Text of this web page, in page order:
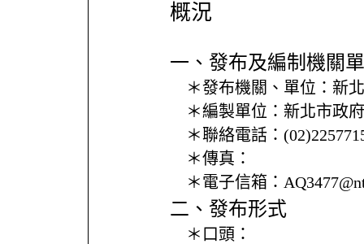
概況
一、發布及編制機關
＊發布機關、單位： 新
＊編製單位： 新北市政
＊聯絡電話：
＊傳真：
＊電子信箱：
二、發布形式
＊口頭：